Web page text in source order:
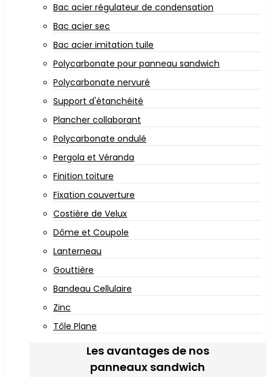
Bac acier régulateur de condensation
Bac acier sec
Bac acier imitation tuile
Polycarbonate pour panneau sandwich
Polycarbonate nervuré
Support d'étanchéité
Plancher collaborant
Polycarbonate ondulé
Pergola et Véranda
Finition toiture
Fixation couverture
Costière de Velux
Dôme et Coupole
Lanterneau
Gouttière
Bandeau Cellulaire
Zinc
Tôle Plane
Les avantages de nos
panneaux sandwich